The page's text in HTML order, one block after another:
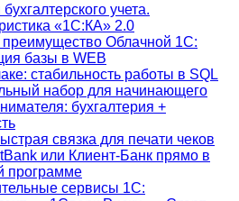
учета.
«1С:КА» 2.0
преимущество Облачной 1С:
базы в WEB
стабильность работы в SQL
набор для начинающего
бухгалтерия +
связка для печати чеков
или Клиент-Банк прямо в
программе
сервисы 1С: